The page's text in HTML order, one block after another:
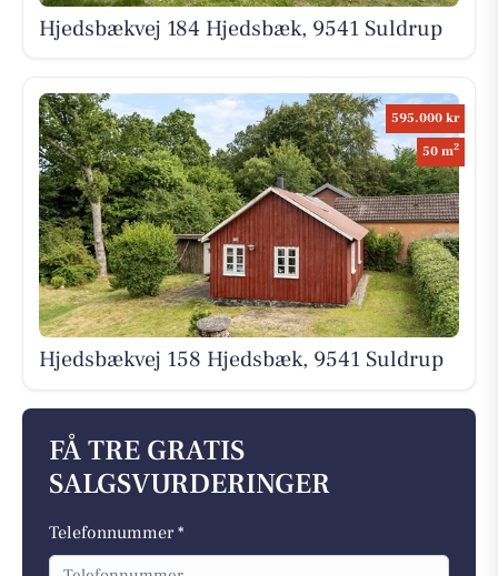
Hjedsbækvej 184 Hjedsbæk, 9541 Suldrup
595.000 kr
50 m2
Hjedsbækvej 158 Hjedsbæk, 9541 Suldrup
FÅ TRE GRATIS
SALGSVURDERINGER
Telefonnummer *